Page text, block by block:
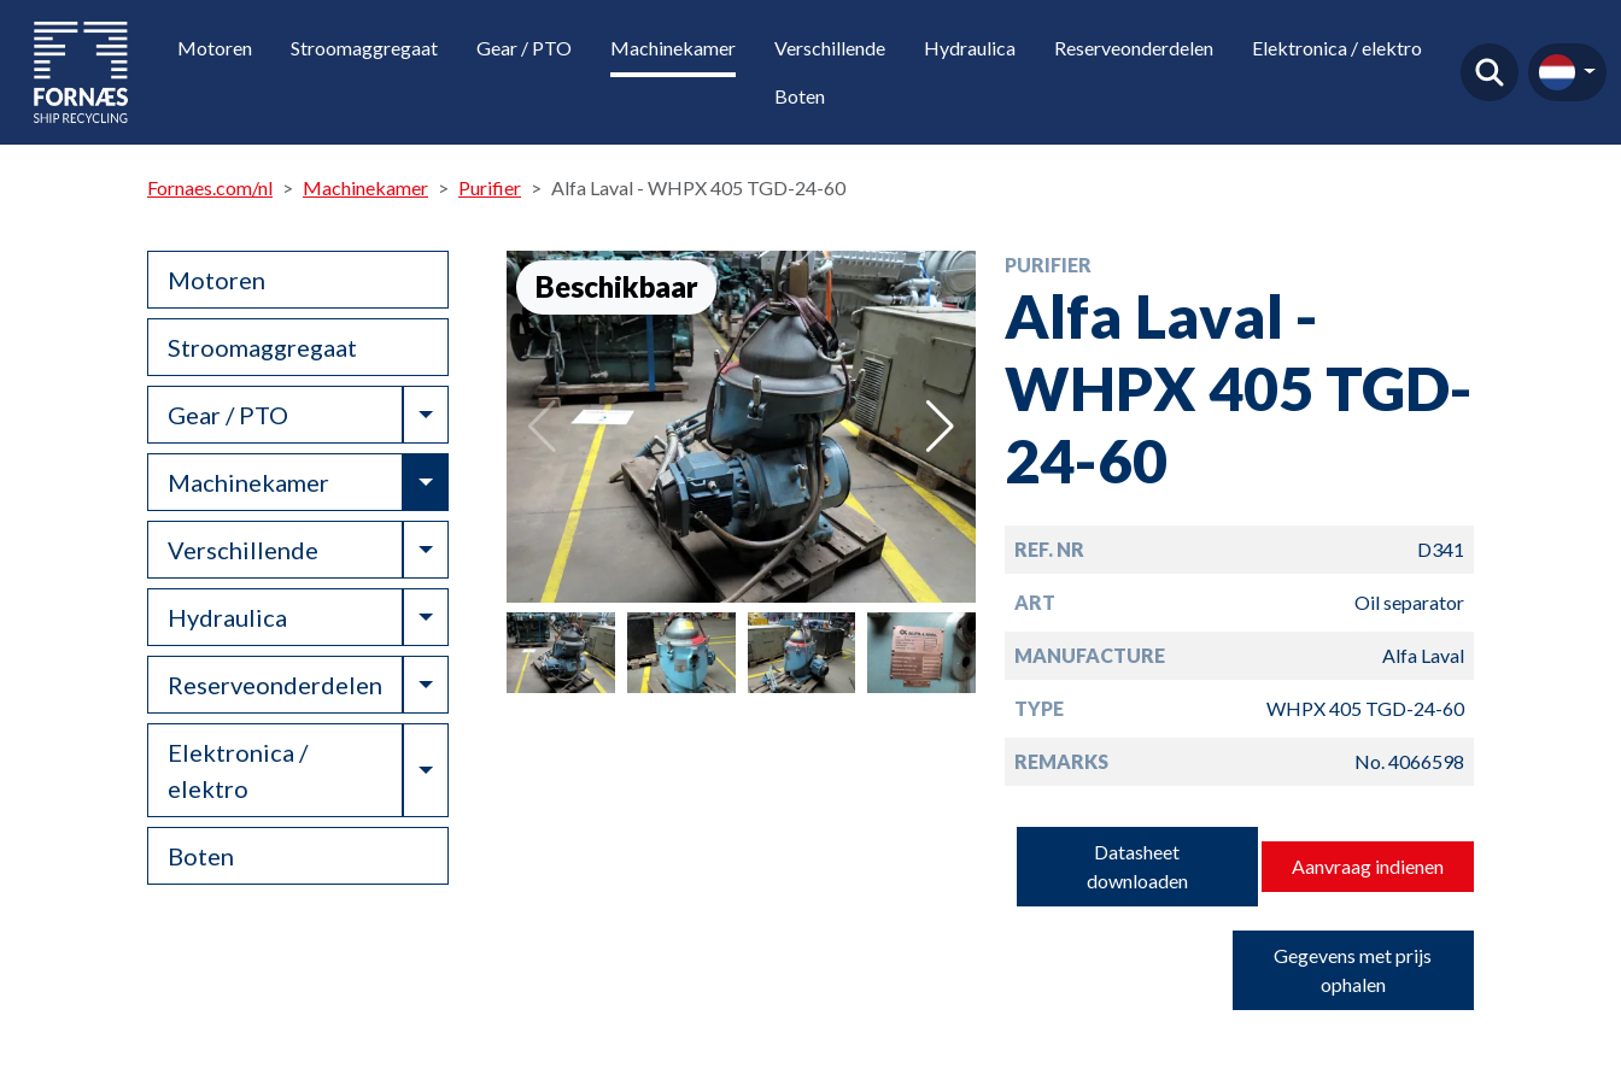
Motoren Stroomaggregaat Gear / PTO Machinekamer Verschillende Hydraulica Reserveonderdelen Elektronica / elektro
Boten
Fornaes.com/nl Machinekamer Purifier Alfa Laval - WHPX 405 TGD-24-60
Motoren
Stroomaggregaat
Gear / PTO Toggle Dropdown
Machinekamer Toggle Dropdown
Verschillende Toggle Dropdown
Hydraulica Toggle Dropdown
Reserveonderdelen Toggle Dropdown
Elektronica /
elektro
Toggle Dropdown
Boten
Beschikbaar
PURIFIER
Alfa Laval -
WHPX 405 TGD-
24-60
REF. NR D341
ART Oil separator
MANUFACTURE Alfa Laval
TYPE WHPX 405 TGD-24-60
REMARKS No. 4066598
Datasheet
downloaden
Aanvraag indienen
Gegevens met prijs
ophalen